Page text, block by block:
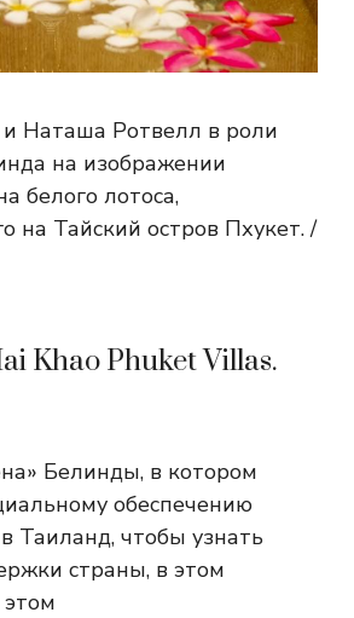
Наташа Ротвелл в роли
на изображении
белого лотоса,
на Тайский остров Пхукет. /
Khao Phuket Villas.
Белинды, в котором
обеспечению
Таиланд, чтобы узнать
страны, в этом
этом